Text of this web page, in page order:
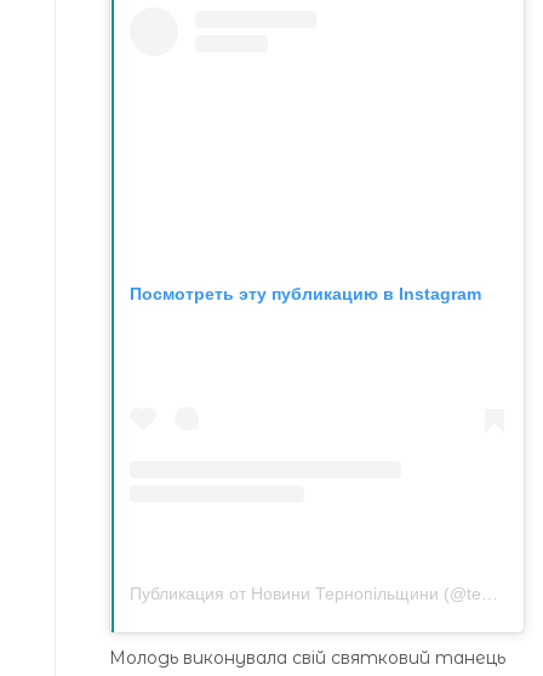
Посмотреть эту публикацию в Instagram
Молодь виконувала свій святковий танець